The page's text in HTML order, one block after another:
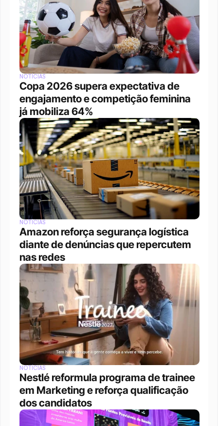
NOTÍCIAS
Copa 2026 supera expectativa de
engajamento e competição feminina
já mobiliza 64%
NOTÍCIAS
Amazon reforça segurança logística
diante de denúncias que repercutem
nas redes
NOTÍCIAS
Nestlé reformula programa de trainee
em Marketing e reforça qualificação
dos candidatos